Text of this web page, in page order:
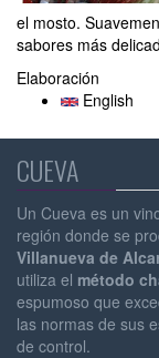
Usuario
el mosto.
sabores más
Elaboración
English
CUEVA
Un Cueva es un
región donde se
Villanueva de
utiliza el método
espumoso que
las normas de sus
de control.